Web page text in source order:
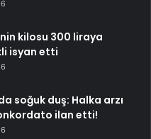
kilosu 300 liraya
isyan etti
soğuk duş: Halka arzı
ilan etti!